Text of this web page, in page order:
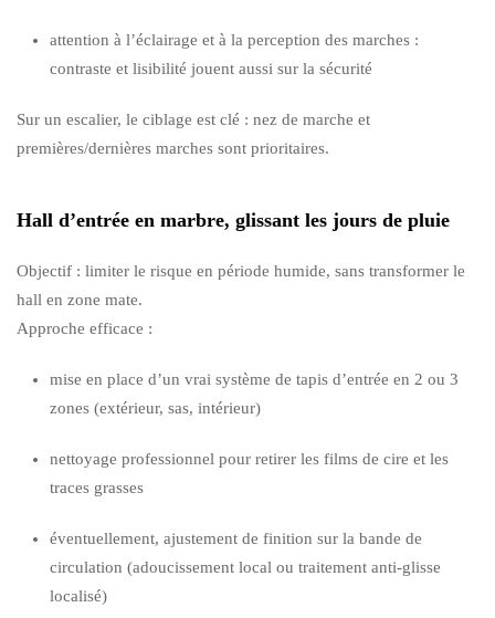
attention à l’éclairage et à la perception des marches :
contraste et lisibilité jouent aussi sur la sécurité
Sur un escalier, le ciblage est clé : nez de marche et
premières/dernières marches sont prioritaires.
Hall d’entrée en marbre, glissant les jours de pluie
Objectif : limiter le risque en période humide, sans transformer le
hall en zone mate.
Approche efficace :
mise en place d’un vrai système de tapis d’entrée en 2 ou 3
zones (extérieur, sas, intérieur)
nettoyage professionnel pour retirer les films de cire et les
traces grasses
éventuellement, ajustement de finition sur la bande de
circulation (adoucissement local ou traitement anti-glisse
localisé)